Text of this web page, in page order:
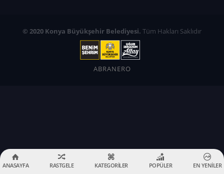
© 2020 Konya Büyükşehir Belediyesi. Tüm Hakları Saklıdır
ABRANERO
ANASAYFA RASTGELE KATEGORİLER POPÜLER EN YENİLER